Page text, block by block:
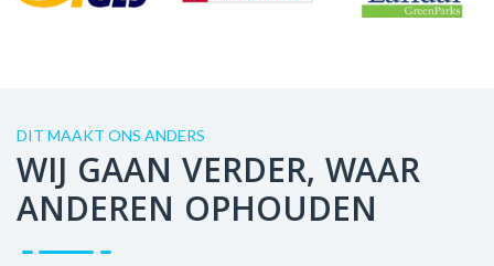
DIT MAAKT ONS ANDERS
WIJ GAAN VERDER, WAAR
ANDEREN OPHOUDEN